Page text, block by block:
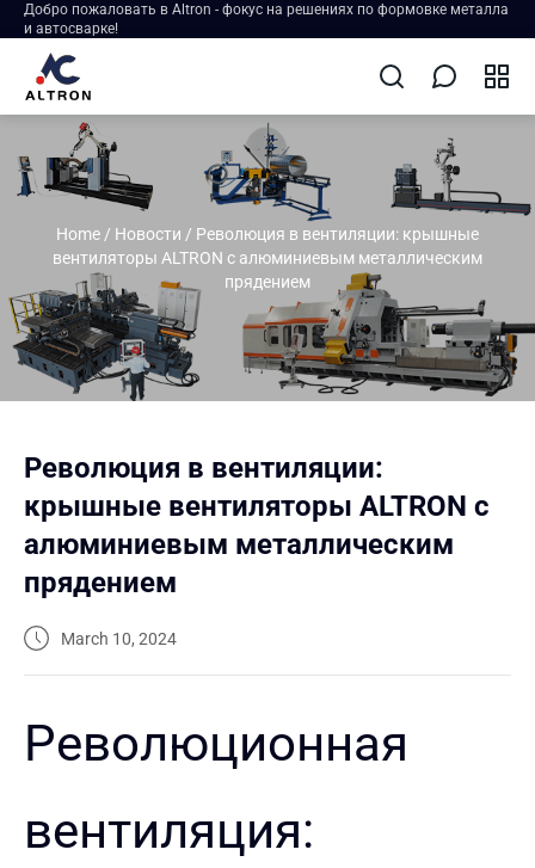
Добро пожаловать в Altron - фокус на решениях по формовке металла
и автосварке!
Home / Новости / Революция в вентиляции: крышные
вентиляторы ALTRON с алюминиевым металлическим
прядением
Революция в вентиляции:
крышные вентиляторы ALTRON с
алюминиевым металлическим
прядением
March 10, 2024
Революционная
вентиляция: